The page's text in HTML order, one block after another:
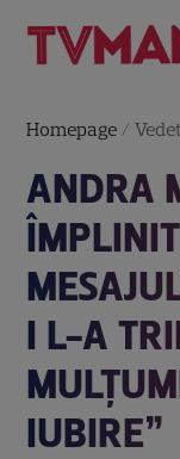
Homepage /
ANDRA
I L-A
IUBIRE”